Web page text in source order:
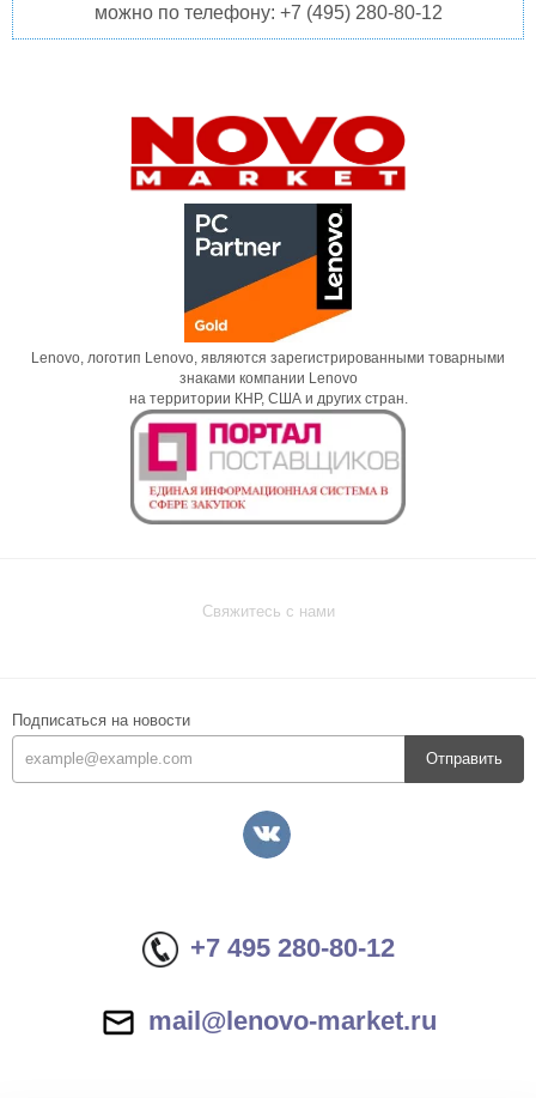
можно по телефону: +7 (495) 280-80-12
Lenovo, логотип Lenovo, являются зарегистрированными товарными
знаками компании Lenovo
на территории КНР, США и других стран.
Свяжитесь с нами
Подписаться на новости
Отправить
+7 495 280-80-12
mail@lenovo-market.ru